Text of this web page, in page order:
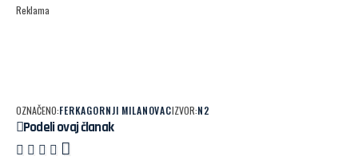
Reklama
OZNAČENO:FERKAGORNJI MILANOVACIZVOR:N2
Podeli ovaj članak